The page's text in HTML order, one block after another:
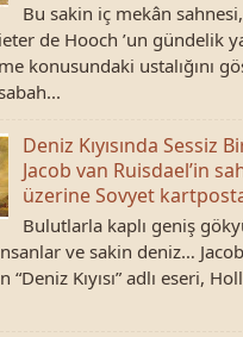
Bu sakin iç mekân
de Hooch ’un gündelik
konusundaki ustalığını
Deniz Kıyısında Sessiz
Jacob van Ruisdael’in
üzerine Sovyet
Bulutlarla kaplı geniş
ve sakin deniz…
“Deniz Kıyısı” adlı eseri,